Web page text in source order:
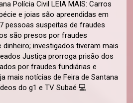
Polícia Civil LEIA MAIS: Carros
e joias são apreendidas em
pessoas suspeitas de fraudes
são presos por fraudes
dinheiro; investigados tiveram mais
Justiça prorroga prisão dos
por fraudes fundiárias e
mais notícias de Feira de Santana
do g1 e TV Subaé 💻